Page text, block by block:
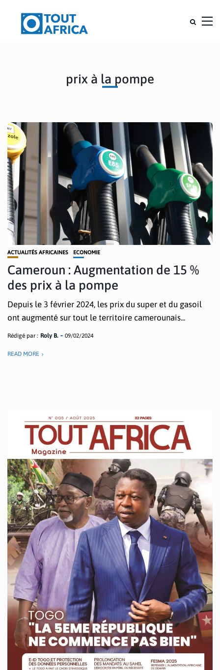
prix à la pompe
ACTUALITÉS AFRICAINES ECONOMIE
Cameroun : Augmentation de 15 %
des prix à la pompe
Depuis le 3 février 2024, les prix du super et du gasoil
ont augmenté sur tout le territoire camerounais...
Rédigé par : Roly B. 09/02/2024
READ MORE